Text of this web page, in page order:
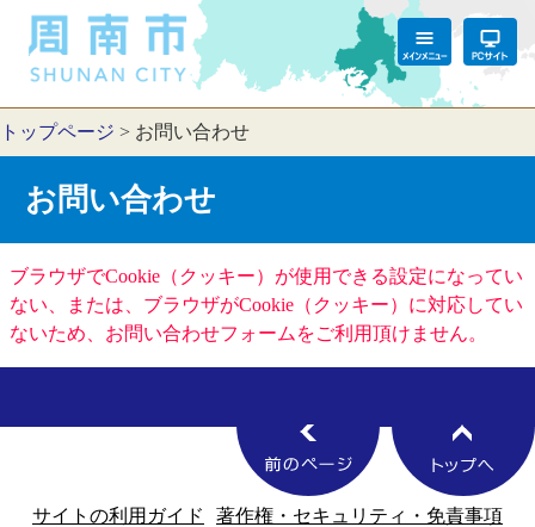
トップページ > お問い合わせ
お問い合わせ
ブラウザでCookie（クッキー）が使用できる設定になってい
ない、または、ブラウザがCookie（クッキー）に対応してい
ないため、お問い合わせフォームをご利用頂けません。
サイトの利用ガイド
著作権・セキュリティ・免責事項